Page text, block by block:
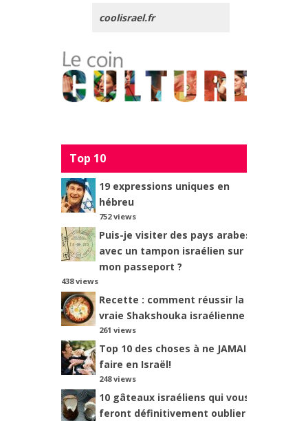
coolisrael.fr
Top 10
19 expressions uniques en
hébreu
752 views
Puis-je visiter des pays arabes
avec un tampon israélien sur
mon passeport ?
438 views
Recette : comment réussir la
vraie Shakshouka israélienne ?
261 views
Top 10 des choses à ne JAMAIS
faire en Israël!
248 views
10 gâteaux israéliens qui vous
feront définitivement oublier